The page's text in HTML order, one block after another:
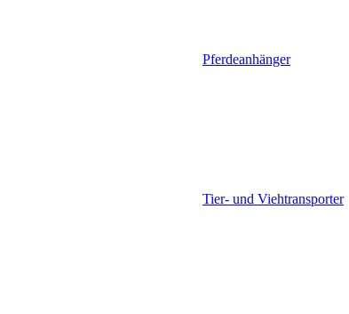
Pferdeanhänger
Tier- und Viehtransporter